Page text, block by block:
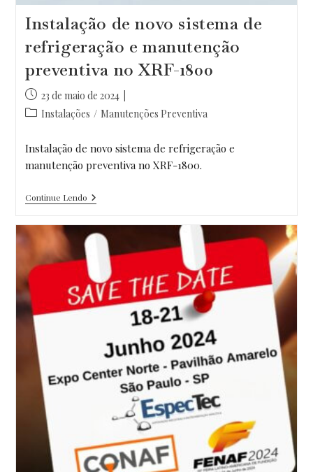
Instalação de novo sistema de
refrigeração e manutenção
preventiva no XRF-1800
Post
publicado:
23 de maio de 2024
Categoria
post:
Instalações / Manutenções Preventiva
Instalação de novo sistema de refrigeração e
manutenção preventiva no XRF-1800.
Continue LendoInstalação
De
Sistema
De
Refrigeração
E
Manutenção
Preventiva No XRF-
1800